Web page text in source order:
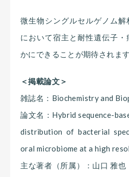
微生物シングルセルゲノム
において宿主と耐性遺伝子
かにできることが期待されます
＜掲載論文＞
雑誌名：Biochemistry and
論文名：Hybrid sequence-
distribution of bacterial
oral microbiome at a high
主な著者（所属）：山口 雅